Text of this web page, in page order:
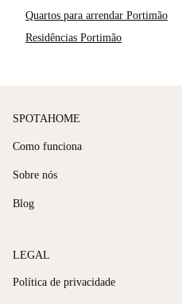
Quartos para arrendar Portimão
Residências Portimão
SPOTAHOME
Como funciona
Sobre nós
Blog
LEGAL
Política de privacidade